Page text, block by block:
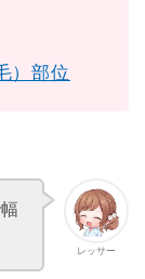
）部位
レッサー